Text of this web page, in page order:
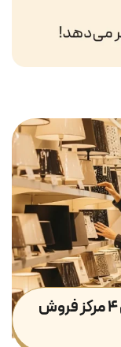
کلاهک آباژور از کجا بخرم؟ معرفی ۴ مرکز فروش